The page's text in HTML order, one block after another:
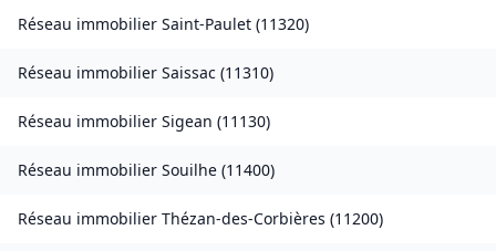
Réseau immobilier Saint-Paulet (11320)
Réseau immobilier Saissac (11310)
Réseau immobilier Sigean (11130)
Réseau immobilier Souilhe (11400)
Réseau immobilier Thézan-des-Corbières (11200)